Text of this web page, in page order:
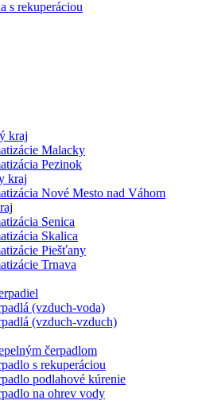
s rekuperáciou
kraj
Malacky
Pezinok
kraj
Nové Mesto nad Váhom
Senica
Skalica
Piešťany
Trnava
(vzduch-voda)
(vzduch-vzduch)
čerpadlom
s rekuperáciou
podlahové kúrenie
na ohrev vody